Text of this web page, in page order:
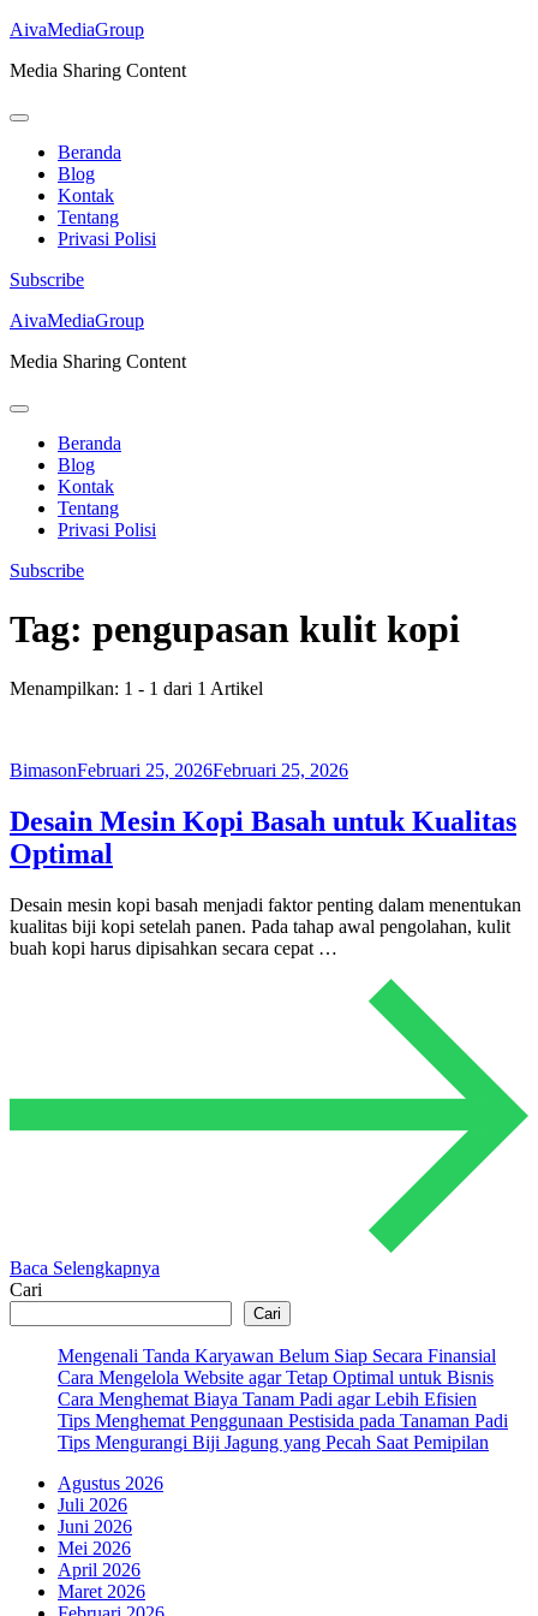
AivaMediaGroup
Media Sharing Content
Beranda
Blog
Kontak
Tentang
Privasi Polisi
Subscribe
Lompat
konten
Enter)
AivaMediaGroup
Media Sharing Content
Beranda
Blog
Kontak
Tentang
Privasi Polisi
Subscribe
Tag: pengupasan kulit kopi
Menampilkan: 1 - 1 dari 1 Artikel
BimasonFebruari 25, 2026Februari 25, 2026
Desain Mesin Kopi Basah untuk Kualitas
Optimal
Desain mesin kopi basah menjadi faktor penting dalam menentukan
kualitas biji kopi setelah panen. Pada tahap awal pengolahan, kulit
buah kopi harus dipisahkan secara cepat …
Baca Selengkapnya
Cari
Cari
Mengenali Tanda Karyawan Belum Siap Secara Finansial
Cara Mengelola Website agar Tetap Optimal untuk Bisnis
Cara Menghemat Biaya Tanam Padi agar Lebih Efisien
Tips Menghemat Penggunaan Pestisida pada Tanaman Padi
Tips Mengurangi Biji Jagung yang Pecah Saat Pemipilan
Agustus 2026
Juli 2026
Juni 2026
Mei 2026
April 2026
Maret 2026